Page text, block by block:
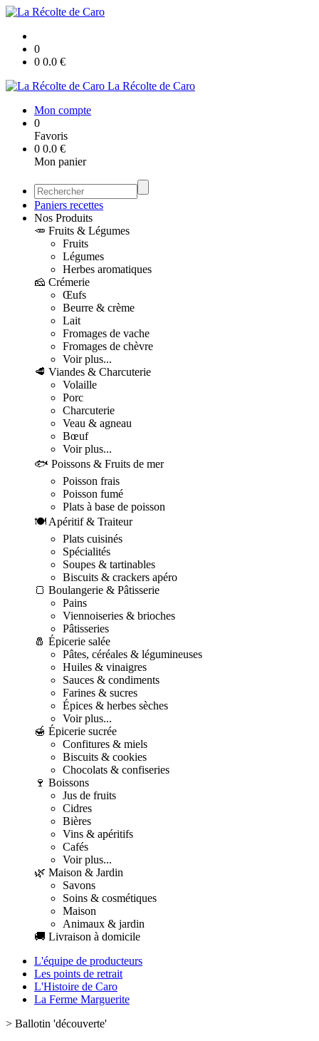
0
0 0.0 €
La Récolte de Caro
Mon compte
0
Favoris
0 0.0 €
Mon panier
Paniers recettes
Nos Produits
🥕 Fruits & Légumes
Fruits
Légumes
Herbes aromatiques
🧀 Crémerie
Œufs
Beurre & crème
Lait
Fromages de vache
Fromages de chèvre
Voir plus...
🥩 Viandes & Charcuterie
Volaille
Porc
Charcuterie
Veau & agneau
Bœuf
Voir plus...
🐟 Poissons & Fruits de mer
Poisson frais
Poisson fumé
Plats à base de poisson
🍽️ Apéritif & Traiteur
Plats cuisinés
Spécialités
Soupes & tartinables
Biscuits & crackers apéro
🍞 Boulangerie & Pâtisserie
Pains
Viennoiseries & brioches
Pâtisseries
🧂 Épicerie salée
Pâtes, céréales & légumineuses
Huiles & vinaigres
Sauces & condiments
Farines & sucres
Épices & herbes sèches
Voir plus...
🍯 Épicerie sucrée
Confitures & miels
Biscuits & cookies
Chocolats & confiseries
🍷 Boissons
Jus de fruits
Cidres
Bières
Vins & apéritifs
Cafés
Voir plus...
🌿 Maison & Jardin
Savons
Soins & cosmétiques
Maison
Animaux & jardin
🚚 Livraison à domicile
L'équipe de producteurs
Les points de retrait
L'Histoire de Caro
La Ferme Marguerite
> Ballotin 'découverte'